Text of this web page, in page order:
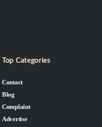
Top Categories
Contact
Blog
Complaint
Advertise